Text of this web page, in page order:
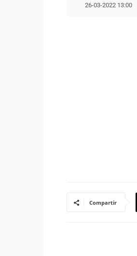
26-03-2022 13:00
Compartir